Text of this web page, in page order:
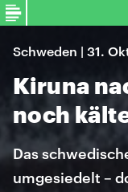
Schweden | 31.
Kiruna
noch
Das
umgesiedelt –